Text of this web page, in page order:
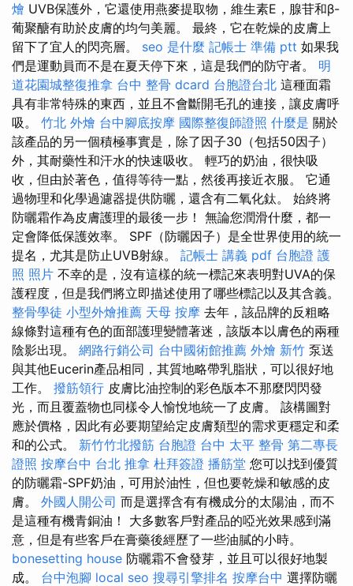
燴 UVB保護外，它還使用燕麥提取物，維生素E，腺苷和β-
葡聚醣有助於皮膚的均勻美麗。 最終，它在乾燥的皮膚上
留下了宜人的閃亮層。 seo 是什麼 記帳士 準備 ptt 如果我
們是運動員而不是在夏天停下來，這是我們的防守者。 明
道花園城整復推拿 台中 整骨 dcard 台胞證台北 這種面霜
具有非常特殊的東西，並且不會斷開毛孔的連接，讓皮膚呼
吸。 竹北 外燴 台中腳底按摩 國際整復師證照 什麼是 關於
該產品的另一個積極事實是，除了因子30（包括50因子）
外，其耐藥性和汗水的快速吸收。 輕巧的奶油，很快吸
收，但由於著色，值得等待一點，然後再接近衣服。 它通
過物理和化學過濾器提供防曬，還含有二氧化鈦。 始終將
防曬霜作為皮膚護理的最後一步！ 無論您潤滑什麼，都一
定會降低保護效率。 SPF（防曬因子）是全世界使用的統一
提名，尤其是防止UVB射線。 記帳士 講義 pdf 台胞證 護
照 照片 不幸的是，沒有這樣的統一標記來表明對UVA的保
護程度，但是我們將立即描述使用了哪些標記以及其含義。
整骨學徒 小型外燴推薦 天母 按摩 去年，該品牌的反粗略
線條對這種有色的面部護理變體著迷，該版本以膚色的兩種
陰影出現。 網路行銷公司 台中國術館推薦 外燴 新竹 泵送
與其他Eucerin產品相同，其質地略帶乳脂狀，可以很好地
工作。 撥筋領行 皮膚比油控制的彩色版本不那麼閃閃發
光，而且覆蓋物也同樣令人愉悅地統一了皮膚。 該構圖對
應於價格，因此有必要期望給定皮膚類型的需求更穩定和柔
和的公式。 新竹竹北撥筋 台胞證 台中 太平 整骨 第二專長
證照 按摩台中 台北 推拿 杜拜簽證 播筋堂 您可以找到優質
的防曬霜-SPF奶油，可用於油性，但也要乾燥和敏感的皮
膚。 外國人開公司 而是選擇含有有機成分的太陽油，而不
是這種有機青銅油！ 大多數客戶對產品的啞光效果感到滿
意，但是有些客戶在膏藥後經歷了一些油膩的小時。
bonesetting house 防曬霜不會發芽，並且可以很好地製
成。 台中泡腳 local seo 搜尋引擎排名 按摩台中 選擇防曬